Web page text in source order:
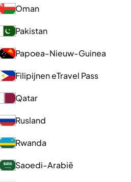
Oman
Pakistan
Papoea-Nieuw-Guinea
Filipijnen eTravel Pass
Qatar
Rusland
Rwanda
Saoedi-Arabië